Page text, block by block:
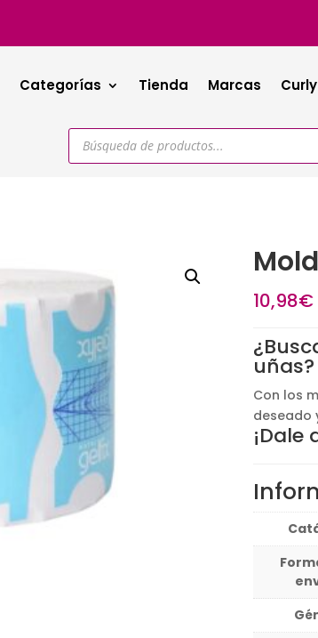
Categorías Tienda Marcas Curly
Búsqueda
productos
10,98€
uñas?
Con los
deseado